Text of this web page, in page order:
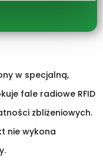
w specjalną,
fale radiowe RFID
zbliżeniowych.
nie wykona